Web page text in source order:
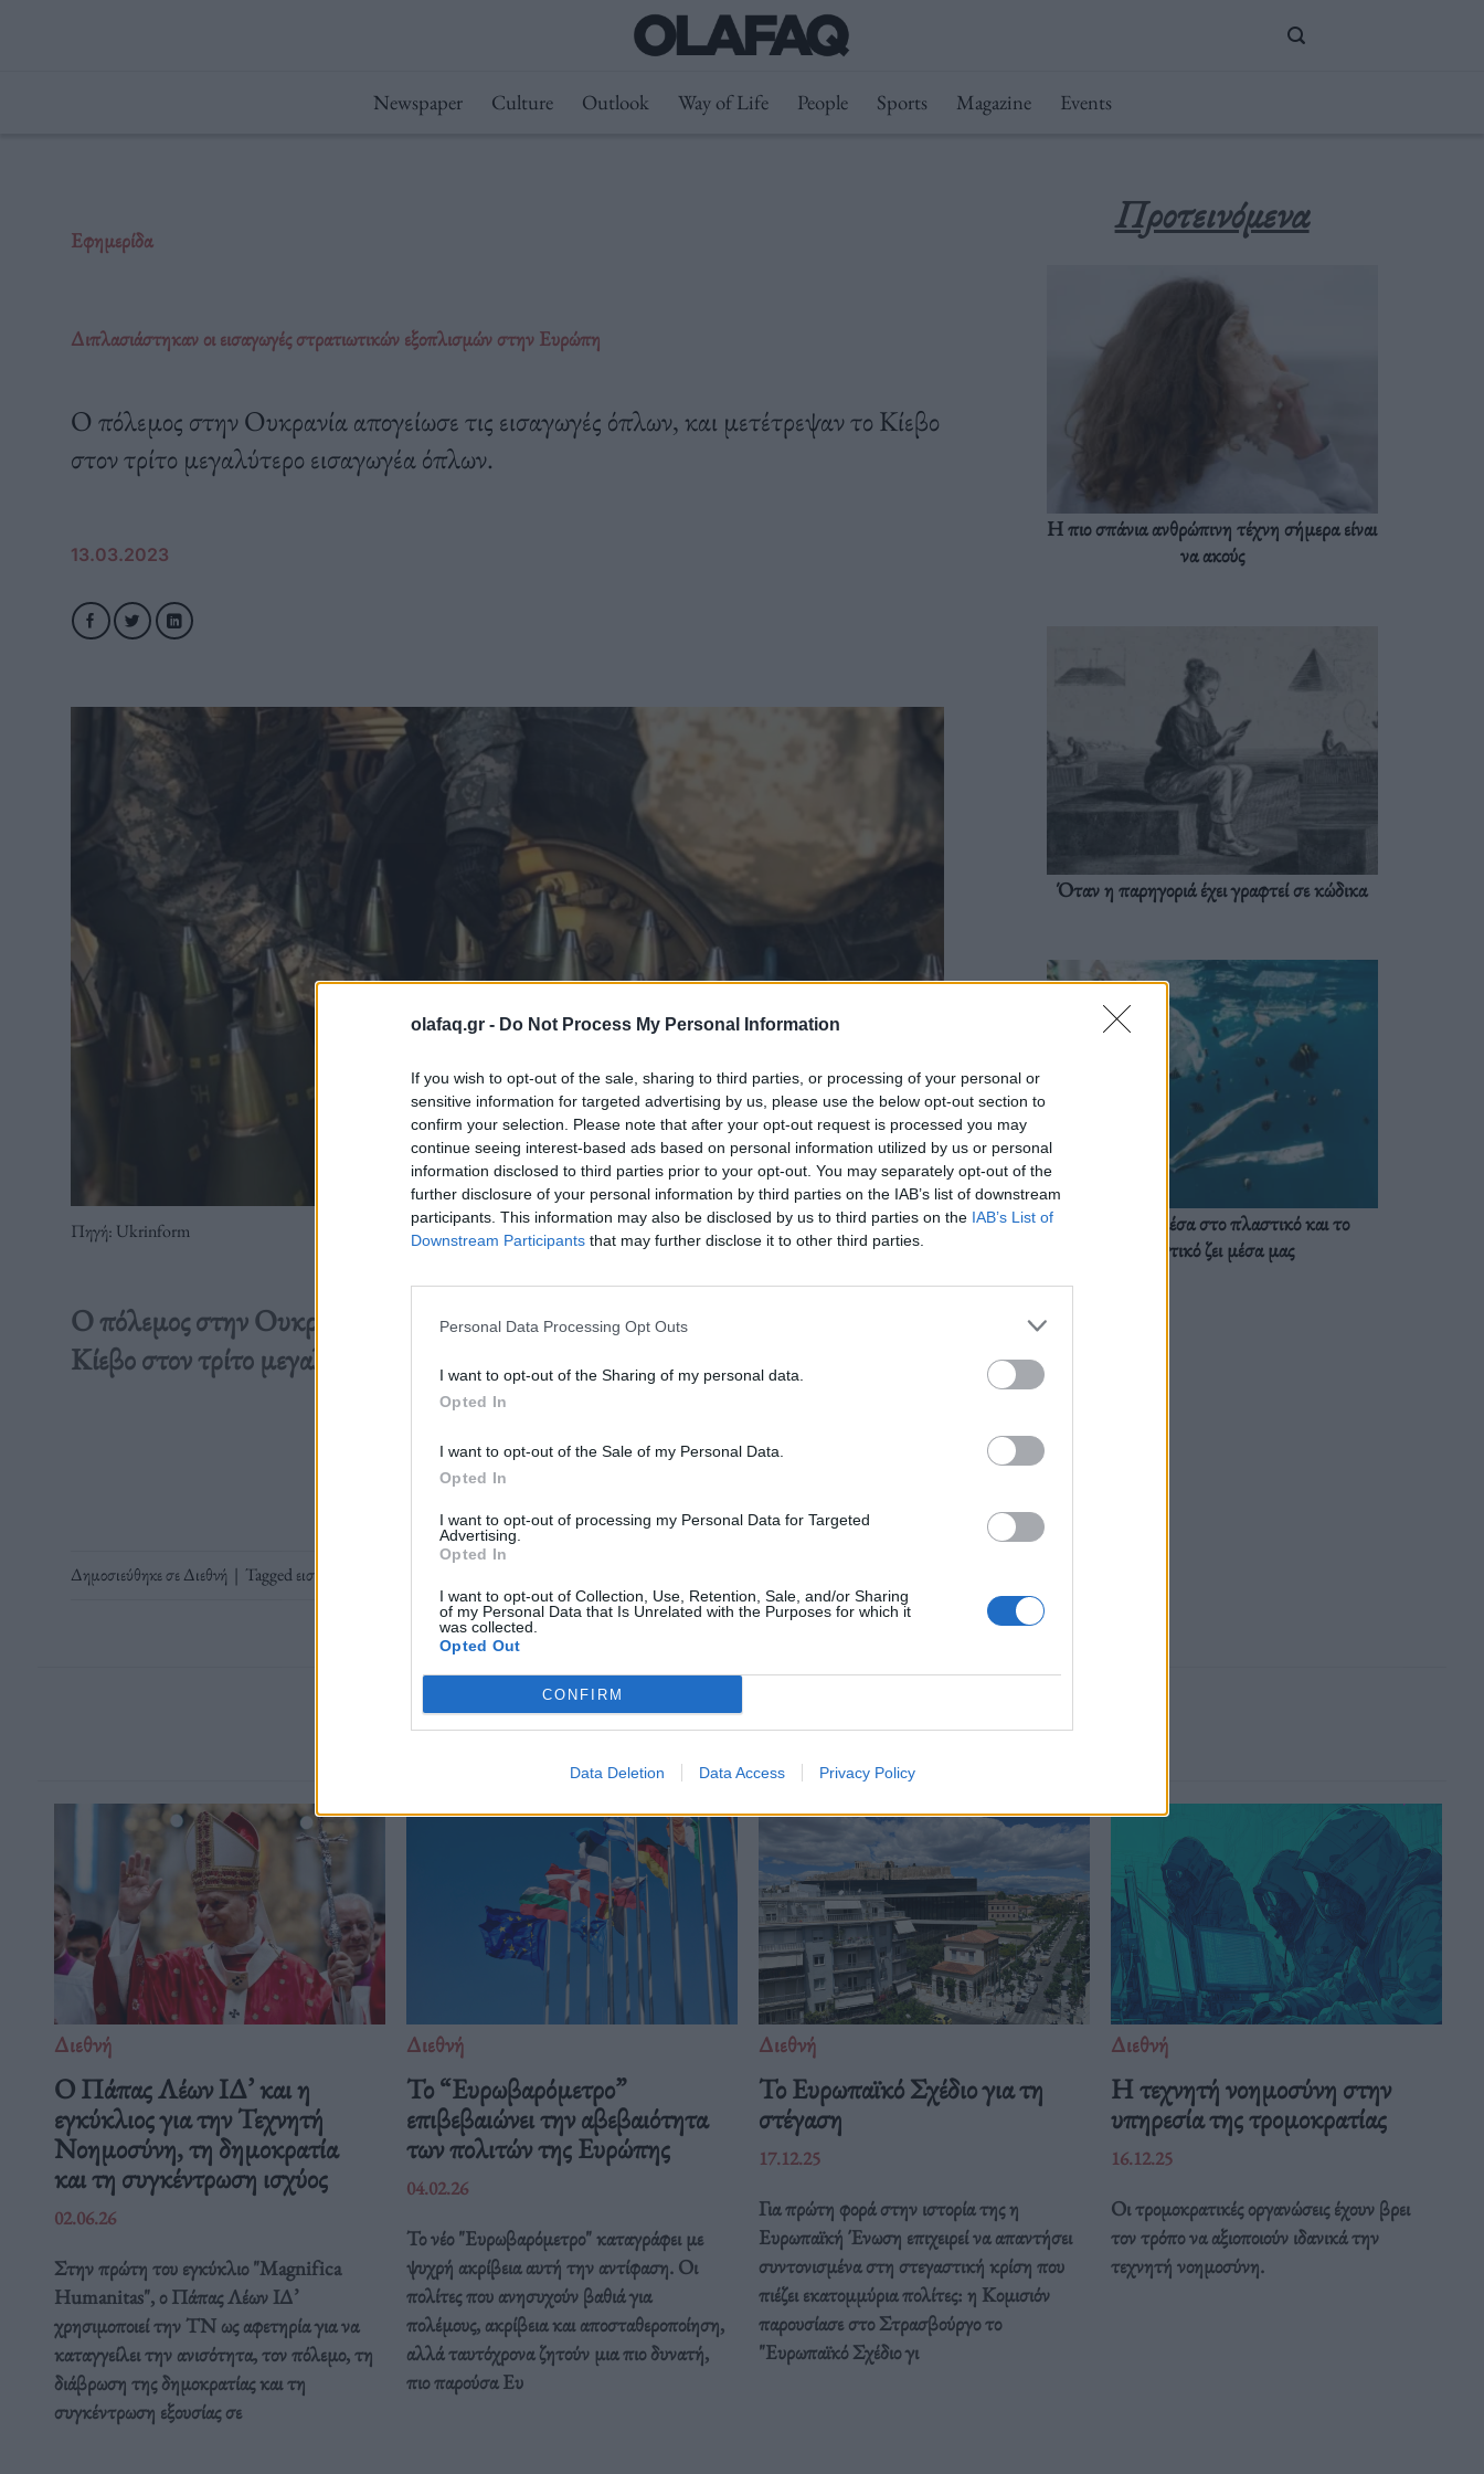
olafaq.gr - Do Not Process My Personal Information
If you wish to opt-out of the sale, sharing to third parties, or processing of your personal or
sensitive information for targeted advertising by us, please use the below opt-out section to
confirm your selection. Please note that after your opt-out request is processed you may
continue seeing interest-based ads based on personal information utilized by us or personal
information disclosed to third parties prior to your opt-out. You may separately opt-out of the
further disclosure of your personal information by third parties on the IAB’s list of downstream
participants. This information may also be disclosed by us to third parties on the IAB’s List of
Downstream Participants that may further disclose it to other third parties.
Personal Data Processing Opt Outs
I want to opt-out of the Sharing of my personal data.
Opted In
I want to opt-out of the Sale of my Personal Data.
Opted In
I want to opt-out of processing my Personal Data for Targeted
Advertising.
Opted In
I want to opt-out of Collection, Use, Retention, Sale, and/or Sharing
of my Personal Data that Is Unrelated with the Purposes for which it
was collected.
Opted Out
CONFIRM
Data Deletion Data Access Privacy Policy
Newspaper Culture Outlook Way of Life People Sports Magazine Events
Εφημερίδα
Διπλασιάστηκαν οι εισαγωγές στρατιωτικών εξοπλισμών στην Ευρώπη
Ο πόλεμος στην Ουκρανία απογείωσε τις εισαγωγές όπλων, και μετέτρεψαν το Κίεβο
στον τρίτο μεγαλύτερο εισαγωγέα όπλων.
13.03.2023
Πηγή: Ukrinform
Ο πόλεμος στην Ουκρανία απογείωσε τις εισαγωγές όπλων, και μετέτρεψαν το
Κίεβο στον τρίτο μεγαλύτερο εισαγωγέα όπλων.
Δημοσιεύθηκε σεΔιεθνή | Taggedεισαγωγή
Προτεινόμενα
Η πιο σπάνια ανθρώπινη τέχνη σήμερα είναι
να ακούς
Όταν η παρηγοριά έχει γραφτεί σε κώδικα
Ζούμε ήδη μέσα στο πλαστικό και το
πλαστικό ζει μέσα μας
Δείτε επίσης
Διεθνή
Ο Πάπας Λέων ΙΔ’ και η
εγκύκλιος για την Τεχνητή
Νοημοσύνη, τη δημοκρατία
και τη συγκέντρωση ισχύος
02.06.26
Στην πρώτη του εγκύκλιο "Magnifica
Humanitas", ο Πάπας Λέων ΙΔ’
χρησιμοποιεί την ΤΝ ως αφετηρία για να
καταγγείλει την ανισότητα, τον πόλεμο, τη
διάβρωση της δημοκρατίας και τη
συγκέντρωση εξουσίας σε
Διεθνή
Το “Ευρωβαρόμετρο”
επιβεβαιώνει την αβεβαιότητα
των πολιτών της Ευρώπης
04.02.26
Το νέο "Ευρωβαρόμετρο" καταγράφει με
ψυχρή ακρίβεια αυτή την αντίφαση. Oι
πολίτες που ανησυχούν βαθιά για
πολέμους, ακρίβεια και αποσταθεροποίηση,
αλλά ταυτόχρονα ζητούν μια πιο δυνατή,
πιο παρούσα Ευ
Διεθνή
Το Ευρωπαϊκό Σχέδιο για τη
στέγαση
17.12.25
Για πρώτη φορά στην ιστορία της η
Ευρωπαϊκή Ένωση επιχειρεί να απαντήσει
συντονισμένα στη στεγαστική κρίση που
πιέζει εκατομμύρια πολίτες: η Κομισιόν
παρουσίασε στο Στρασβούργο το
"Ευρωπαϊκό Σχέδιο γι
Διεθνή
Η τεχνητή νοημοσύνη στην
υπηρεσία της τρομοκρατίας
16.12.25
Οι τρομοκρατικές οργανώσεις έχουν βρει
τον τρόπο να αξιοποιούν ιδανικά την
τεχνητή νοημοσύνη.